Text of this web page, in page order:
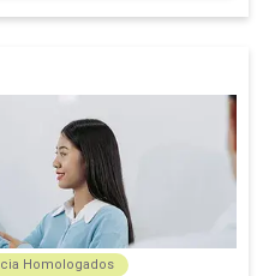
Homologados